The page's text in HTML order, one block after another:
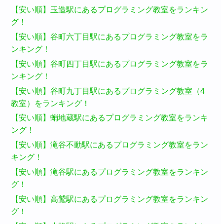
【安い順】玉造駅にあるプログラミング教室をランキン
グ！
【安い順】谷町六丁目駅にあるプログラミング教室をラ
ンキング！
【安い順】谷町四丁目駅にあるプログラミング教室をラ
ンキング！
【安い順】谷町九丁目駅にあるプログラミング教室（4
教室）をランキング！
【安い順】蛸地蔵駅にあるプログラミング教室をランキ
ング！
【安い順】滝谷不動駅にあるプログラミング教室をラン
キング！
【安い順】滝谷駅にあるプログラミング教室をランキン
グ！
【安い順】高鷲駅にあるプログラミング教室をランキン
グ！